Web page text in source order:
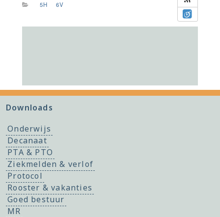
5H 6V
Downloads
Onderwijs
Decanaat
PTA & PTO
Ziekmelden & verlof
Protocol
Rooster & vakanties
Goed bestuur
MR